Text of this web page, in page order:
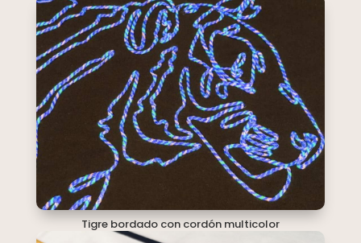
Tigre bordado con cordón multicolor